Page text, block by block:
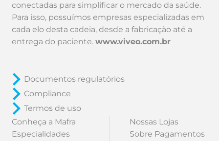
conectadas para simplificar o mercado da saúde.
Para isso, possuímos empresas especializadas em
cada elo desta cadeia, desde a fabricação até a
entrega do paciente.www.viveo.com.br
Documentos regulatórios
Compliance
Termos de uso
Conheça a Mafra
Especialidades
Nossas Lojas
Sobre Pagamentos